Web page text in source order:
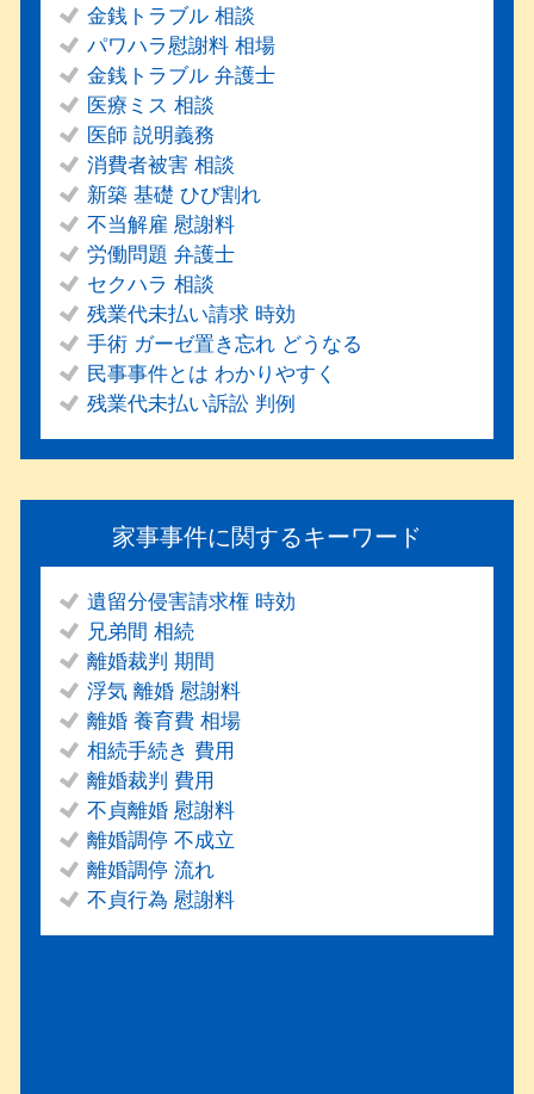
金銭トラブル 相談
パワハラ慰謝料 相場
金銭トラブル 弁護士
医療ミス 相談
医師 説明義務
消費者被害 相談
新築 基礎 ひび割れ
不当解雇 慰謝料
労働問題 弁護士
セクハラ 相談
残業代未払い請求 時効
手術 ガーゼ置き忘れ どうなる
民事事件とは わかりやすく
残業代未払い訴訟 判例
家事事件に関するキーワード
遺留分侵害請求権 時効
兄弟間 相続
離婚裁判 期間
浮気 離婚 慰謝料
離婚 養育費 相場
相続手続き 費用
離婚裁判 費用
不貞離婚 慰謝料
離婚調停 不成立
離婚調停 流れ
不貞行為 慰謝料